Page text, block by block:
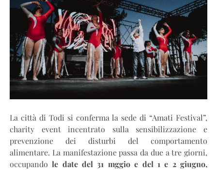
La città di Todi si conferma la sede di “Amati Festival”,
charity event incentrato sulla sensibilizzazione e
prevenzione dei disturbi del comportamento
alimentare. La manifestazione passa da due a tre giorni,
occupando le date del 31 mggio e del 1 e 2 giugno,